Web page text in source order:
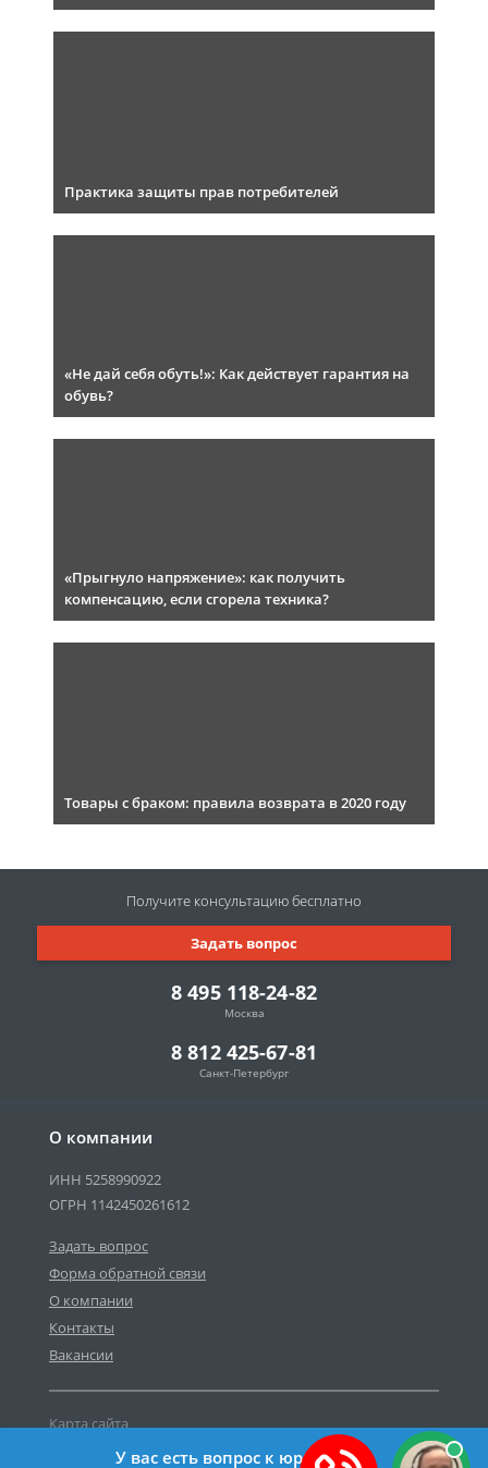
Практика защиты прав потребителей
«Не дай себя обуть!»: Как действует гарантия на
обувь?
«Прыгнуло напряжение»: как получить
компенсацию, если сгорела техника?
Товары с браком: правила возврата в 2020 году
О компании
ИНН 5258990922
ОГРН 1142450261612
Задать вопрос
Форма обратной связи
О компании
Контакты
Вакансии
Карта сайта
Политика персональных данных
8 495 118-24-82
Москва
8 812 425-67-81
Санкт-Петербург
Задать вопрос
Получите консультациюбесплатно
У вас есть вопрос к юристу?